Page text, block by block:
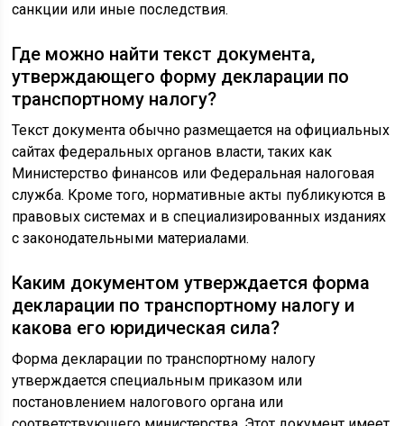
санкции или иные последствия.
Где можно найти текст документа,
утверждающего форму декларации по
транспортному налогу?
Текст документа обычно размещается на официальных
сайтах федеральных органов власти, таких как
Министерство финансов или Федеральная налоговая
служба. Кроме того, нормативные акты публикуются в
правовых системах и в специализированных изданиях
с законодательными материалами.
Каким документом утверждается форма
декларации по транспортному налогу и
какова его юридическая сила?
Форма декларации по транспортному налогу
утверждается специальным приказом или
постановлением налогового органа или